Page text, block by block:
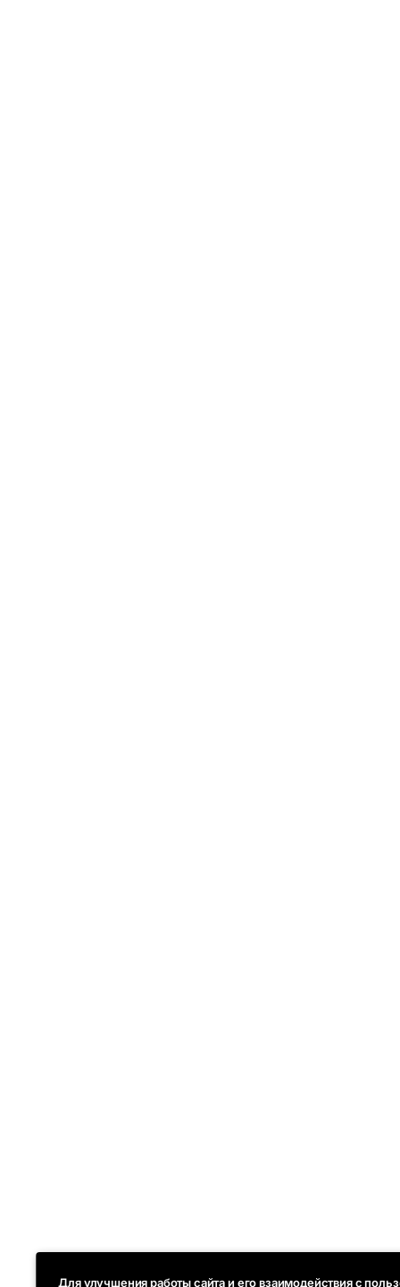
Для улучшения работы сайта и его взаимодействия с